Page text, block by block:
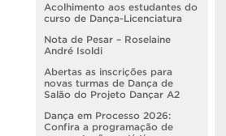
Acolhimento aos estudantes do
curso de Dança-Licenciatura
Nota de Pesar – Roselaine
André Isoldi
Abertas as inscrições para
novas turmas de Dança de
Salão do Projeto Dançar A2
Dança em Processo 2026:
Confira a programação de